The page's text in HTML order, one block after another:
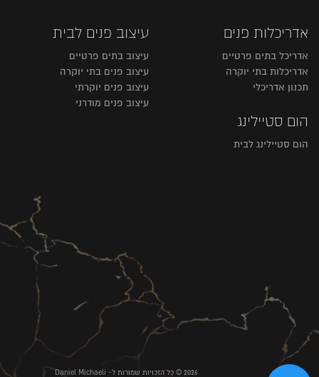
אדריכלות פנים
אדריכל בתים פרטיים
אדריכלות בתי יוקרה
תכנון אדריכלי
עיצוב פנים לבית
עיצוב בתים פרטיים
עיצוב פנים בתי יוקרה
עיצוב פנים יוקרתי
עיצוב פנים מודרני
הום סטיילינג
הום סטיילינג לבית
2026 © כל הזכויות שמורות ל- Daniel Michaeli